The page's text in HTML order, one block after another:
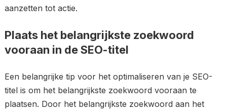
aanzetten tot actie.
Plaats het belangrijkste zoekwoord
vooraan in de SEO-titel
Een belangrijke tip voor het optimaliseren van je SEO-
titel is om het belangrijkste zoekwoord vooraan te
plaatsen. Door het belangrijkste zoekwoord aan het